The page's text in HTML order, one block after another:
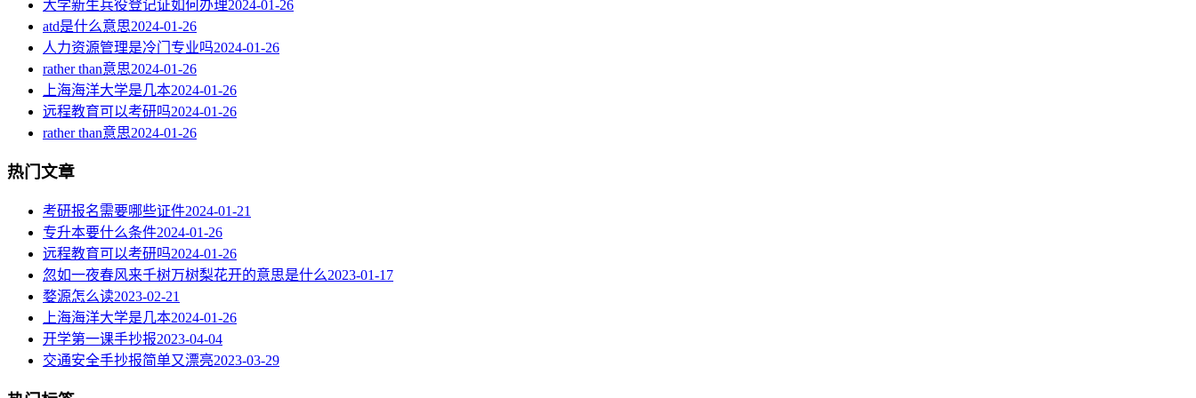
大学新生兵役登记证如何办理2024-01-26
atd是什么意思2024-01-26
人力资源管理是冷门专业吗2024-01-26
rather than意思2024-01-26
上海海洋大学是几本2024-01-26
远程教育可以考研吗2024-01-26
rather than意思2024-01-26
热门文章
考研报名需要哪些证件2024-01-21
专升本要什么条件2024-01-26
远程教育可以考研吗2024-01-26
忽如一夜春风来千树万树梨花开的意思是什么2023-01-17
婺源怎么读2023-02-21
上海海洋大学是几本2024-01-26
开学第一课手抄报2023-04-04
交通安全手抄报简单又漂亮2023-03-29